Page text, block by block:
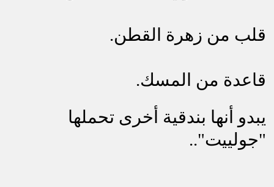
قلب من زهرة القطن.
قاعدة من المسك.
يبدو أنها بندقية أخرى تحملها
"جولييت"..